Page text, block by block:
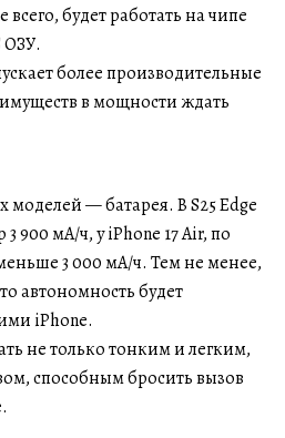
всего, будет работать на чипе
ОЗУ.
более производительные
в мощности ждать
моделей — батарея. В S25 Edge
900 мА/ч, у iPhone 17 Air, по
3 000 мА/ч. Тем не менее,
автономность будет
iPhone.
не только тонким и легким,
способным бросить вызов